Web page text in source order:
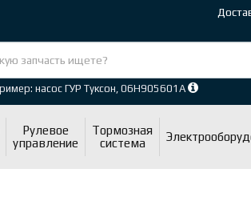
насос ГУР Туксон, 06H905601A
Рулевое
управление
Тормозная
система